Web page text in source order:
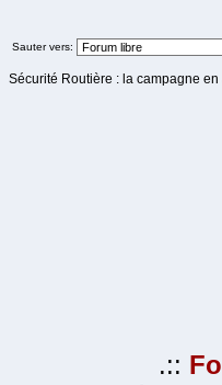
Sauter vers:
Sécurité Routière : la campagne en
.::